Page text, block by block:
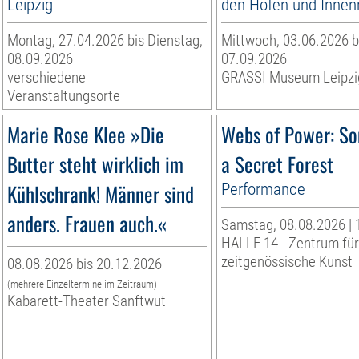
Leipzig
Montag, 27.04.2026 bis Dienstag,
08.09.2026
verschiedene
Veranstaltungsorte
den Höfen und
Mittwoch, 03.06.2026
07.09.2026
GRASSI Museum
Marie Rose Klee »Die
Butter steht wirklich im
Kühlschrank! Männer sind
anders. Frauen auch.«
08.08.2026 bis 20.12.2026
(mehrere Einzeltermine im Zeitraum)
Kabarett-Theater Sanftwut
Webs of Power:
a Secret Forest
Performance
Samstag, 08.08.2026 |
HALLE 14 - Zentrum für
zeitgenössische Kunst